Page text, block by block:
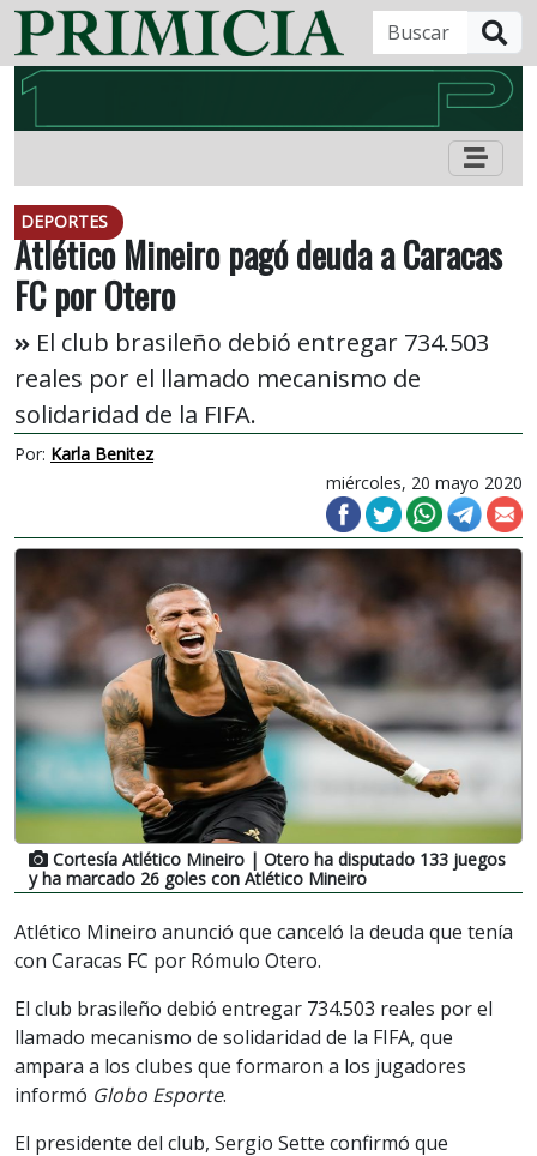
DEPORTES
Atlético Mineiro pagó deuda a Caracas
FC por Otero
El club brasileño debió entregar 734.503
reales por el llamado mecanismo de
solidaridad de la FIFA.
Por: Karla Benitez
miércoles, 20 mayo 2020
Cortesía Atlético Mineiro | Otero ha disputado 133 juegos
y ha marcado 26 goles con Atlético Mineiro
Atlético Mineiro anunció que canceló la deuda que tenía
con Caracas FC por Rómulo Otero.
El club brasileño debió entregar 734.503 reales por el
llamado mecanismo de solidaridad de la FIFA, que
ampara a los clubes que formaron a los jugadores
informó Globo Esporte.
El presidente del club, Sergio Sette confirmó que